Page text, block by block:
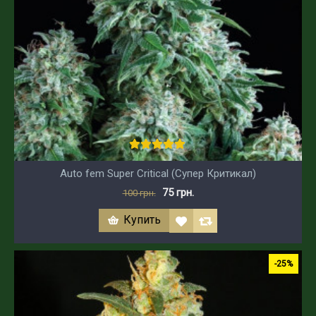
Auto fem Super Critical (Супер Критикал)
100 грн. 75 грн.
Купить
-25%